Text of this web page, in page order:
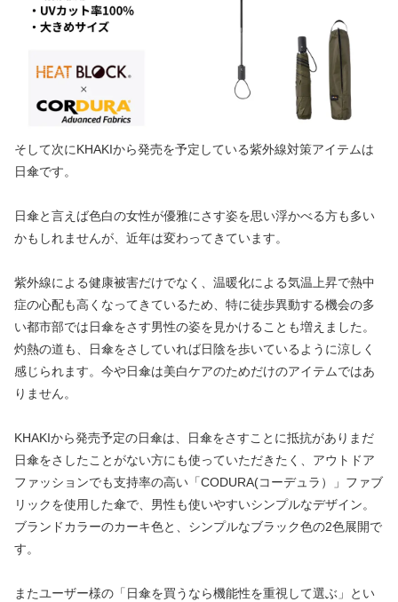
そして次にKHAKIから発売を予定している紫外線対策アイテムは
日傘です。
日傘と言えば色白の女性が優雅にさす姿を思い浮かべる方も多い
かもしれませんが、近年は変わってきています。
紫外線による健康被害だけでなく、温暖化による気温上昇で熱中
症の心配も高くなってきているため、特に徒歩異動する機会の多
い都市部では日傘をさす男性の姿を見かけることも増えました。
灼熱の道も、日傘をさしていれば日陰を歩いているように涼しく
感じられます。今や日傘は美白ケアのためだけのアイテムではあ
りません。
KHAKIから発売予定の日傘は、日傘をさすことに抵抗がありまだ
日傘をさしたことがない方にも使っていただきたく、アウトドア
ファッションでも支持率の高い「CODURA(コーデュラ）」ファブ
リックを使用した傘で、男性も使いやすいシンプルなデザイン。
ブランドカラーのカーキ色と、シンプルなブラック色の2色展開で
す。
またユーザー様の「日傘を買うなら機能性を重視して選ぶ」とい